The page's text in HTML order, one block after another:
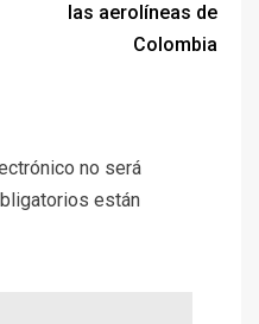
las aerolíneas de
Colombia
no será
están